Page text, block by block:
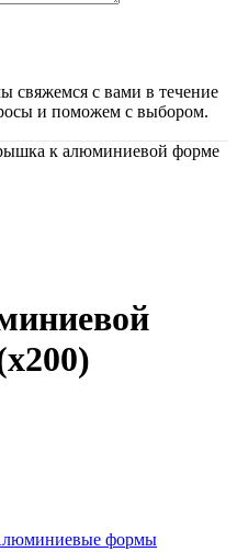
свяжемся с вами в течение
и поможем с выбором.
к алюминиевой форме
формы